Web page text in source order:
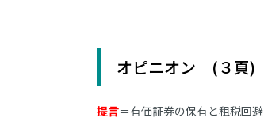
オピニオン (３頁)
提言＝有価証券の保有と租税回避